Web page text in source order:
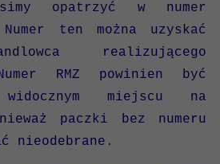
opatrzyć w numer
ten można uzyskać
realizującego
RMZ powinien być
miejscu na
paczki bez numeru
nieodebrane.